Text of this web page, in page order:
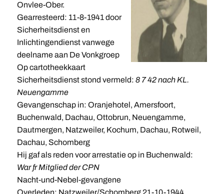
Onvlee-Ober.
Gearresteerd: 11-8-1941 door
Sicherheitsdienst en
Inlichtingendienst vanwege
deelname aan De Vonkgroep
Op cartotheekkaart
Sicherheitsdienst stond vermeld: 8 7 42 nach KL.
Neuengamme
Gevangenschap in: Oranjehotel, Amersfoort,
Buchenwald, Dachau, Ottobrun, Neuengamme,
Dautmergen, Natzweiler, Kochum, Dachau, Rotweil,
Dachau, Schomberg
Hij gaf als reden voor arrestatie op in Buchenwald:
War fr Mitglied der CPN
Nacht-und-Nebel-gevangene
Overleden: Natzweiler/Schomberg 21-10-1944